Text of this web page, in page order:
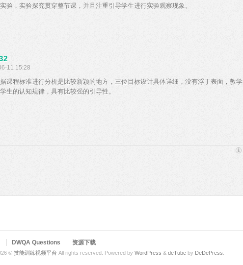
验，实验探究贯穿整节课，并且注重引导学生进行实验观察现象。
11 15:28
课程标准进行分析是比较新颖的地方，三位目标设计具体详细，没有浮于表面，教学
生的认知规律，具有比较强的引导性。
DWQA Questions 资源下载
© 技能训练视频平台 All rights reserved. Powered by WordPress & deTube by DeDePress